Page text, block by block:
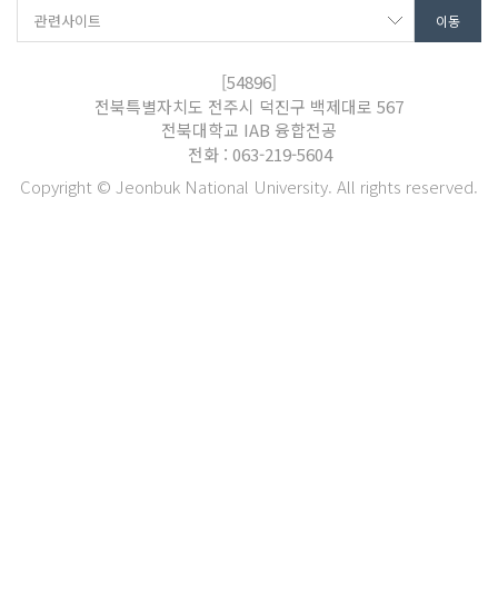
[54896]
전북특별자치도 전주시 덕진구 백제대로 567
전북대학교 IAB 융합전공
전화 : 063-219-5604
Copyright © Jeonbuk National University. All rights reserved.